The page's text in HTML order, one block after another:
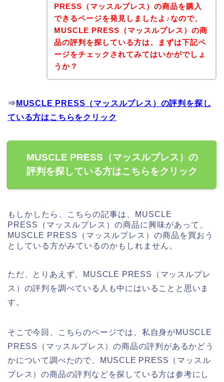
PRESS（マッスルプレス）の商品を購入
できるページを発見しましたよ♪なので、
MUSCLE PRESS（マッスルプレス）の商
品の評判を探している方は、まずは下記ペ
ージをチェックされてみてはいかがでしょ
うか？
⇒ MUSCLE PRESS（マッスルプレス）の評判を探し
ている方はこちらをクリック
MUSCLE PRESS（マッスルプレス）の
評判を探している方はこちらをクリック
もしかしたら、こちらの記事は、MUSCLE
PRESS（マッスルプレス）の商品に興味があって、
MUSCLE PRESS（マッスルプレス）の商品を買おう
としている方がみているのかもしれません。
ただ、とりあえず、MUSCLE PRESS（マッスルプレ
ス）の評判を調べている人も中にはいることと思いま
す。
そこで今回、こちらのページでは、私自身がMUSCLE
PRESS（マッスルプレス）の商品の評判があるかどう
かについて調べたので、MUSCLE PRESS（マッスル
プレス）の商品の評判などを探している方は参考にし